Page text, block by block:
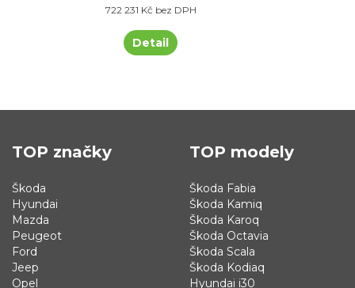
722 231 Kč bez DPH
Detail
TOP značky
Škoda
Hyundai
Mazda
Peugeot
Ford
Jeep
Opel
TOP modely
Škoda Fabia
Škoda Kamiq
Škoda Karoq
Škoda Octavia
Škoda Scala
Škoda Kodiaq
Hyundai i30